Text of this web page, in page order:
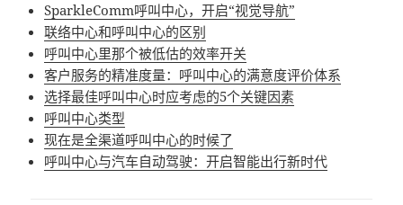
SparkleComm呼叫中心，开启“视觉导航”
联络中心和呼叫中心的区别
呼叫中心里那个被低估的效率开关
客户服务的精准度量：呼叫中心的满意度评价体系
选择最佳呼叫中心时应考虑的5个关键因素
呼叫中心类型
现在是全渠道呼叫中心的时候了
呼叫中心与汽车自动驾驶：开启智能出行新时代